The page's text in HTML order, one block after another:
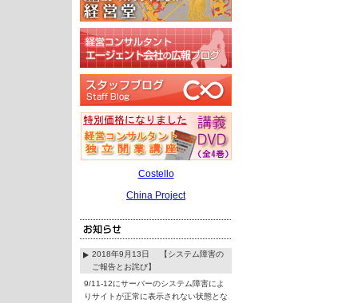
Costello
China Project
2018年9月13日 【システム障害の
ご報告とお詫び】
9/11-12にサーバーのシステム障害によ
りサイトが正常に表示されない状態とな